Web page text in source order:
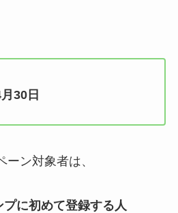
30日
ン対象者は、
に初めて登録する人